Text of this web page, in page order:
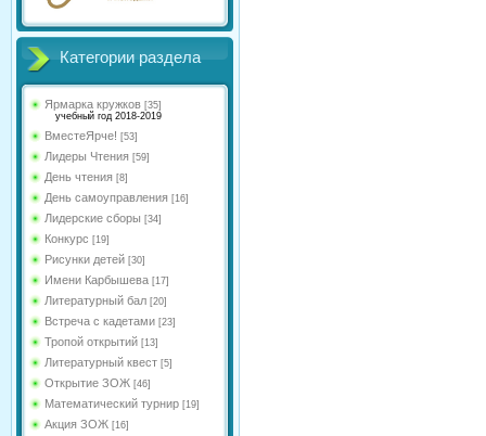
Категории раздела
Ярмарка кружков [35]
учебный год 2018-2019
ВместеЯрче! [53]
Лидеры Чтения [59]
День чтения [8]
День самоуправления [16]
Лидерские сборы [34]
Конкурс [19]
Рисунки детей [30]
Имени Карбышева [17]
Литературный бал [20]
Встреча с кадетами [23]
Тропой открытий [13]
Литературный квест [5]
Открытие ЗОЖ [46]
Математический турнир [19]
Акция ЗОЖ [16]